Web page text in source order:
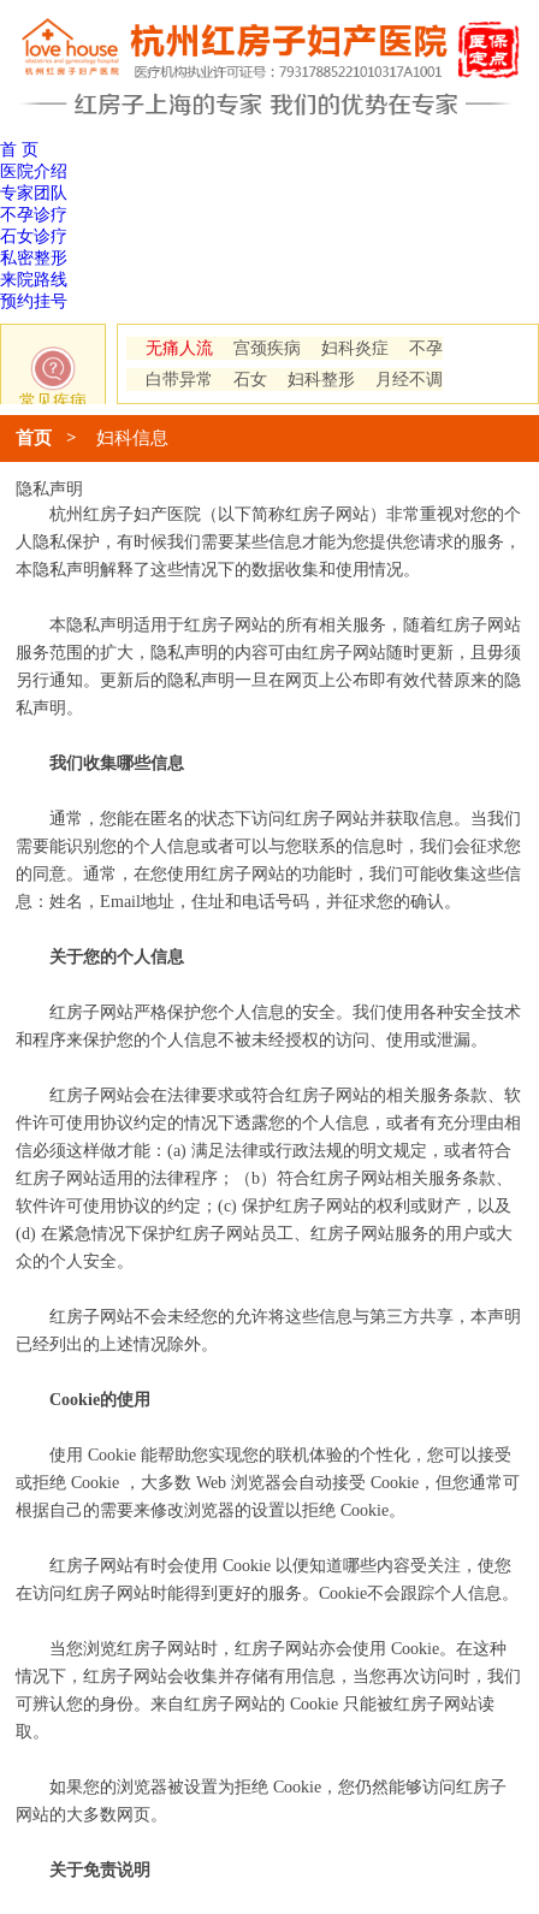
首 页
医院介绍
专家团队
不孕诊疗
石女诊疗
私密整形
来院路线
预约挂号
常见疾病
无痛人流 宫颈疾病 妇科炎症
不孕
白带异常
石女 妇科整形 月经不调
首页> 妇科信息
隐私声明
杭州红房子妇产医院（以下简称红房子网站）非常重视对您的个
人隐私保护，有时候我们需要某些信息才能为您提供您请求的服务，
本隐私声明解释了这些情况下的数据收集和使用情况。
本隐私声明适用于红房子网站的所有相关服务，随着红房子网站
服务范围的扩大，隐私声明的内容可由红房子网站随时更新，且毋须
另行通知。更新后的隐私声明一旦在网页上公布即有效代替原来的隐
私声明。
我们收集哪些信息
通常，您能在匿名的状态下访问红房子网站并获取信息。当我们
需要能识别您的个人信息或者可以与您联系的信息时，我们会征求您
的同意。通常，在您使用红房子网站的功能时，我们可能收集这些信
息：姓名，Email地址，住址和电话号码，并征求您的确认。
关于您的个人信息
红房子网站严格保护您个人信息的安全。我们使用各种安全技术
和程序来保护您的个人信息不被未经授权的访问、使用或泄漏。
红房子网站会在法律要求或符合红房子网站的相关服务条款、软
件许可使用协议约定的情况下透露您的个人信息，或者有充分理由相
信必须这样做才能：(a) 满足法律或行政法规的明文规定，或者符合
红房子网站适用的法律程序；（b）符合红房子网站相关服务条款、
软件许可使用协议的约定；(c) 保护红房子网站的权利或财产，以及
(d) 在紧急情况下保护红房子网站员工、红房子网站服务的用户或大
众的个人安全。
红房子网站不会未经您的允许将这些信息与第三方共享，本声明
已经列出的上述情况除外。
Cookie的使用
使用 Cookie 能帮助您实现您的联机体验的个性化，您可以接受
或拒绝 Cookie ，大多数 Web 浏览器会自动接受 Cookie，但您通常可
根据自己的需要来修改浏览器的设置以拒绝 Cookie。
红房子网站有时会使用 Cookie 以便知道哪些内容受关注，使您
在访问红房子网站时能得到更好的服务。Cookie不会跟踪个人信息。
当您浏览红房子网站时，红房子网站亦会使用 Cookie。在这种
情况下，红房子网站会收集并存储有用信息，当您再次访问时，我们
可辨认您的身份。来自红房子网站的 Cookie 只能被红房子网站读
取。
如果您的浏览器被设置为拒绝 Cookie，您仍然能够访问红房子
网站的大多数网页。
关于免责说明